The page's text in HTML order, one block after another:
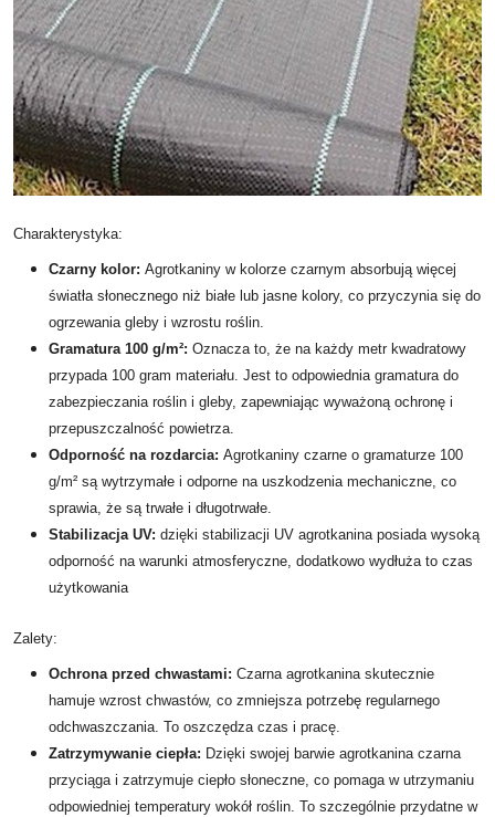
Charakterystyka:
Czarny kolor: Agrotkaniny w kolorze czarnym absorbują więcej
światła słonecznego niż białe lub jasne kolory, co przyczynia się do
ogrzewania gleby i wzrostu roślin.
Gramatura 100 g/m²: Oznacza to, że na każdy metr kwadratowy
przypada 100 gram materiału. Jest to odpowiednia gramatura do
zabezpieczania roślin i gleby, zapewniając wyważoną ochronę i
przepuszczalność powietrza.
Odporność na rozdarcia: Agrotkaniny czarne o gramaturze 100
g/m² są wytrzymałe i odporne na uszkodzenia mechaniczne, co
sprawia, że są trwałe i długotrwałe.
Stabilizacja UV: dzięki stabilizacji UV agrotkanina posiada wysoką
odporność na warunki atmosferyczne, dodatkowo wydłuża to czas
użytkowania
Zalety:
Ochrona przed chwastami: Czarna agrotkanina skutecznie
hamuje wzrost chwastów, co zmniejsza potrzebę regularnego
odchwaszczania. To oszczędza czas i pracę.
Zatrzymywanie ciepła: Dzięki swojej barwie agrotkanina czarna
przyciąga i zatrzymuje ciepło słoneczne, co pomaga w utrzymaniu
odpowiedniej temperatury wokół roślin. To szczególnie przydatne w